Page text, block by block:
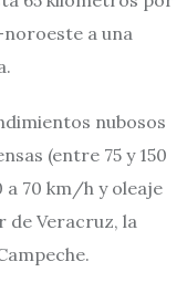
a una
nubosos
(entre 75 y 150
a 70 km/h y oleaje
de Veracruz, la